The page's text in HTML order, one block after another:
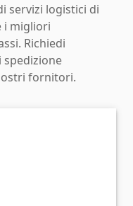
servizi logistici di
i migliori
Richiedi
fornitori.